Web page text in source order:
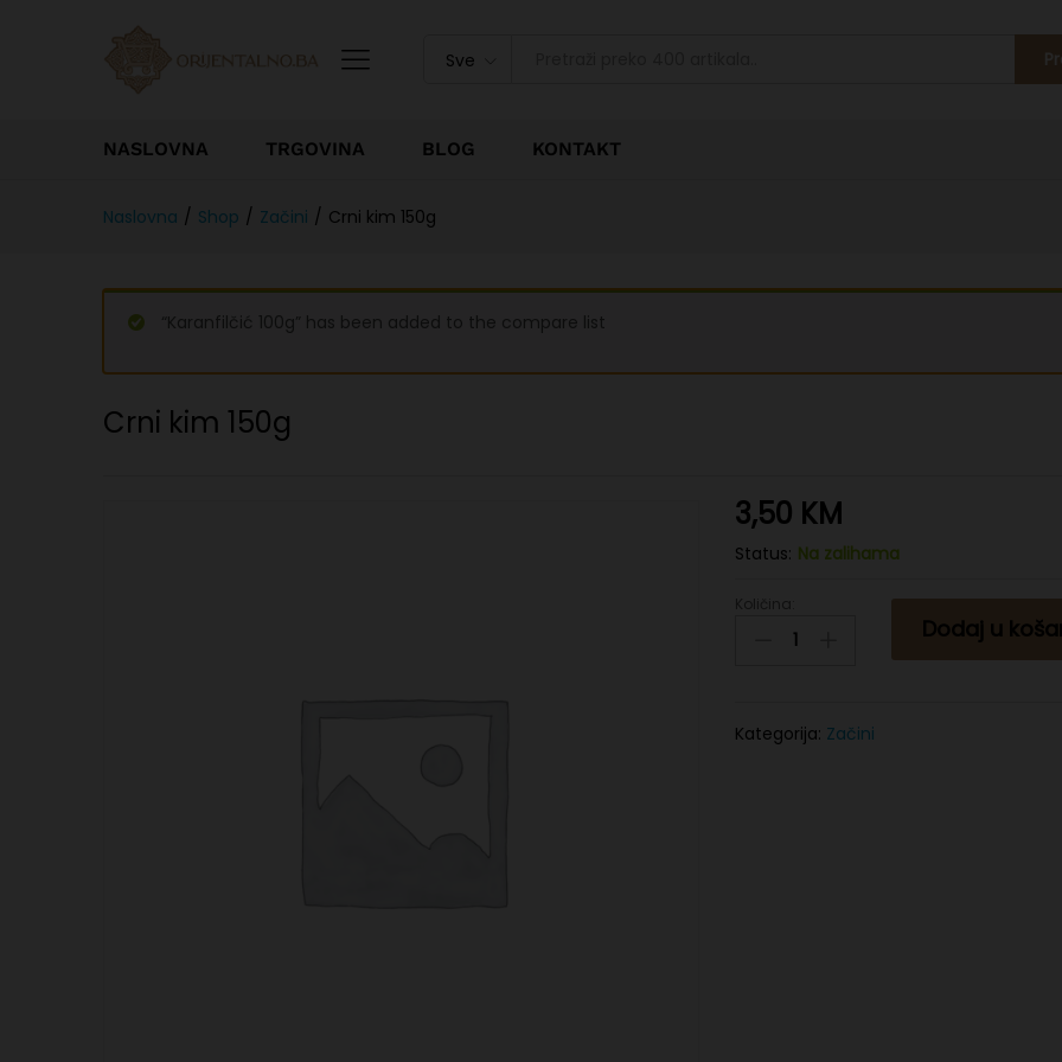
Sve
NASLOVNA TRGOVINA BLOG KONTAKT
Naslovna / Shop / Začini / Crni kim 150g
“Karanfilčić 100g” has been added to the compare list
Crni kim 150g
3,50 KM
Status: Na zalihama
Dodaj u
Kategorija: Začini